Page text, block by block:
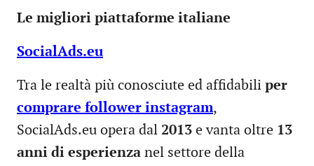
Le migliori piattaforme italiane
SocialAds.eu
Tra le realtà più conosciute ed affidabili per
comprare follower instagram,
SocialAds.eu opera dal 2013 e vanta oltre 13
anni di esperienza nel settore della